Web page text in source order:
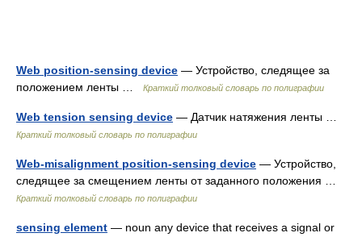
Web position-sensing device — Устройство, следящее за
положением ленты …
Краткий толковый словарь по полиграфии
Web tension sensing device — Датчик натяжения ленты …
Краткий толковый словарь по полиграфии
Web-misalignment position-sensing device — Устройство,
следящее за смещением ленты от заданного положения …
Краткий толковый словарь по полиграфии
sensing element — noun any device that receives a signal or